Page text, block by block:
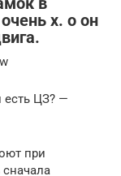
х. о он
есть ЦЗ? —
при